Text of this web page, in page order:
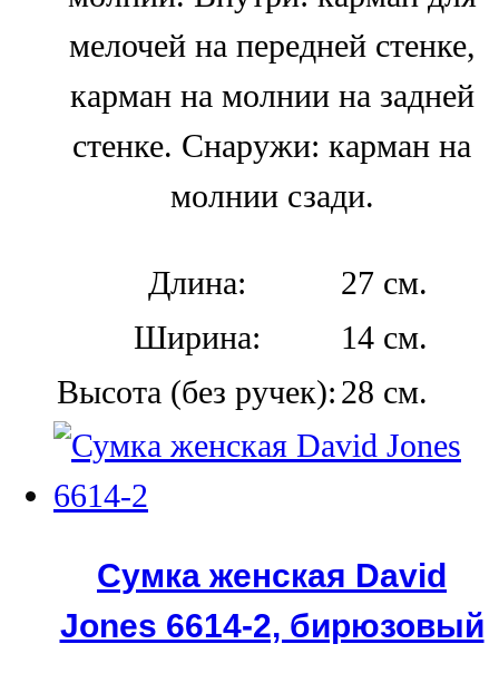
мелочей на передней стенке,
карман на молнии на задней
стенке. Снаружи: карман на
молнии сзади.
Длина:
27 см.
Ширина:
14 см.
Высота (без ручек): 28 см.
Сумка женская David
Jones 6614-2, бирюзовый